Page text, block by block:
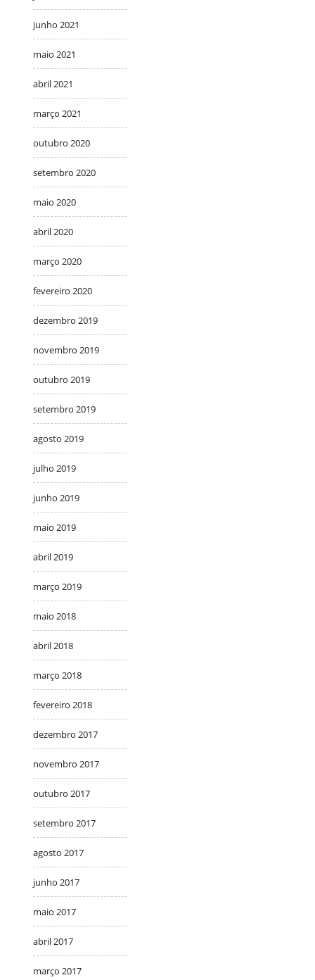
junho 2021
maio 2021
abril 2021
março 2021
outubro 2020
setembro 2020
maio 2020
abril 2020
março 2020
fevereiro 2020
dezembro 2019
novembro 2019
outubro 2019
setembro 2019
agosto 2019
julho 2019
junho 2019
maio 2019
abril 2019
março 2019
maio 2018
abril 2018
março 2018
fevereiro 2018
dezembro 2017
novembro 2017
outubro 2017
setembro 2017
agosto 2017
junho 2017
maio 2017
abril 2017
março 2017